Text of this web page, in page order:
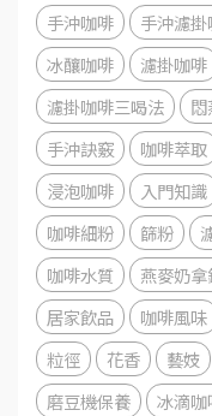
手沖咖啡 手沖濾
冰釀咖啡
濾掛咖啡
濾掛咖啡三喝法
手沖訣竅
咖啡萃取
浸泡咖啡
入門知識
咖啡細粉
篩粉
咖啡水質
燕麥奶拿
居家飲品
咖啡風味
粒徑
花香 藝妓
磨豆機保養
冰滴咖